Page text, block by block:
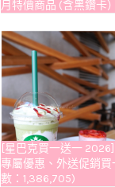
月特價商品 (含黑鑽卡
[星巴克買一送一
專屬優惠、外送促銷
數：1,386,705)